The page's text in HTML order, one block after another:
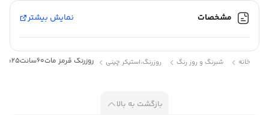
قرمز
کد : 2032
مشخصات نمایش بیشتر
خانه شبرنگ و روز رنگ روزرنگ،استیکر چینی روزرنگ قرمز مات60سانت25متری کد:2032
بازگشت به بالا